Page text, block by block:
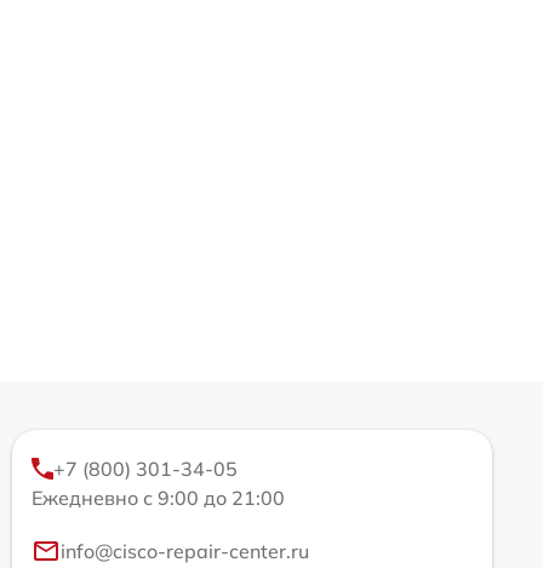
+7 (800) 301-34-05
Ежедневно с 9:00 до 21:00
info@cisco-repair-center.ru